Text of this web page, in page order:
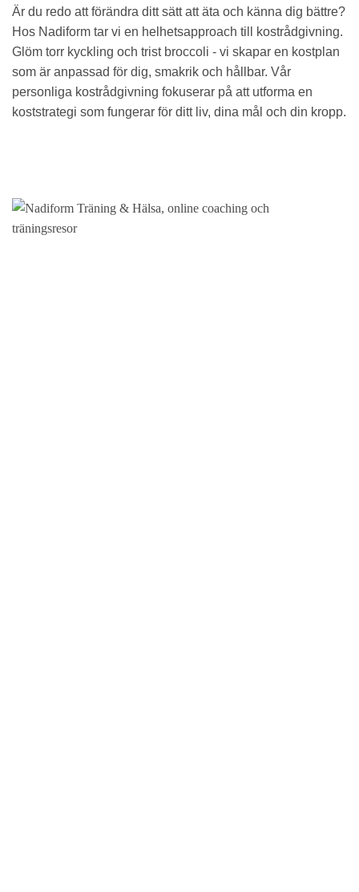
Är du redo att förändra ditt sätt att äta och känna dig bättre?
Hos Nadiform tar vi en helhetsapproach till kostrådgivning.
Glöm torr kyckling och trist broccoli - vi skapar en kostplan
som är anpassad för dig, smakrik och hållbar. Vår
personliga kostrådgivning fokuserar på att utforma en
koststrategi som fungerar för ditt liv, dina mål och din kropp.